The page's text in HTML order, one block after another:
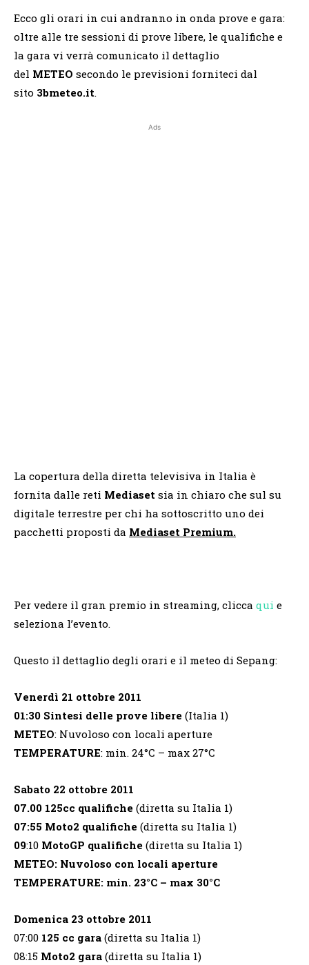
Ecco gli orari in cui andranno in onda prove e gara:
oltre alle tre sessioni di prove libere, le qualifiche e
la gara vi verrà comunicato il dettaglio
del METEO secondo le previsioni forniteci dal
sito 3bmeteo.it.
Ads
La copertura della diretta televisiva in Italia è
fornita dalle reti Mediaset sia in chiaro che sul su
digitale terrestre per chi ha sottoscritto uno dei
pacchetti proposti da Mediaset Premium.
Per vedere il gran premio in streaming, clicca qui e
seleziona l’evento.
Questo il dettaglio degli orari e il meteo di Sepang:
Venerdì 21 ottobre 2011
01:30 Sintesi delle prove libere (Italia 1)
METEO: Nuvoloso con locali aperture
TEMPERATURE: min. 24°C – max 27°C
Sabato 22 ottobre 2011
07.00 125cc qualifiche (diretta su Italia 1)
07:55 Moto2 qualifiche (diretta su Italia 1)
09:10 MotoGP qualifiche (diretta su Italia 1)
METEO: Nuvoloso con locali aperture
TEMPERATURE: min. 23°C – max 30°C
Domenica 23 ottobre 2011
07:00 125 cc gara (diretta su Italia 1)
08:15 Moto2 gara (diretta su Italia 1)